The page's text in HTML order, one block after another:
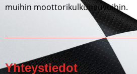
muihin moottorikulkuneuvoihin.
Yhteystiedot